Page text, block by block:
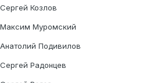
Сергей Козлов
Максим Муромский
Анатолий Подивилов
Сергей Радонцев